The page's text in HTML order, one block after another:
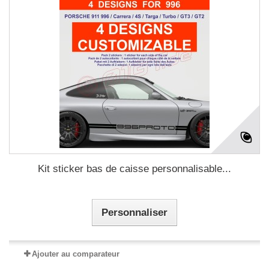
Kit sticker bas de caisse personnalisable...
Personnaliser
Ajouter au comparateur